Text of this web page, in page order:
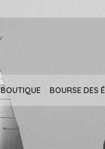
BOUTIQUE BOURSE DES